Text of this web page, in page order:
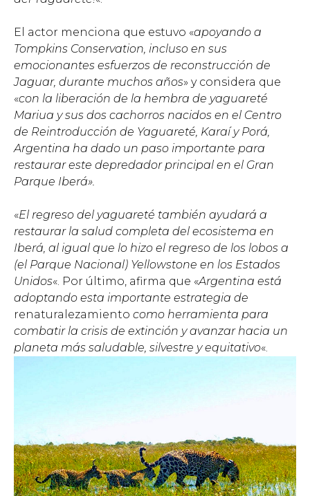
El actor menciona que estuvo «apoyando a
Tompkins Conservation, incluso en sus
emocionantes esfuerzos de reconstrucción de
Jaguar, durante muchos años» y considera que
«con la liberación de la hembra de yaguareté
Mariua y sus dos cachorros nacidos en el Centro
de Reintroducción de Yaguareté, Karaí y Porá,
Argentina ha dado un paso importante para
restaurar este depredador principal en el Gran
Parque Iberá».
«El regreso del yaguareté también ayudará a
restaurar la salud completa del ecosistema en
Iberá, al igual que lo hizo el regreso de los lobos a
(el Parque Nacional) Yellowstone en los Estados
Unidos«. Por último, afirma que «Argentina está
adoptando esta importante estrategia de
renaturalezamiento como herramienta para
combatir la crisis de extinción y avanzar hacia un
planeta más saludable, silvestre y equitativo«.